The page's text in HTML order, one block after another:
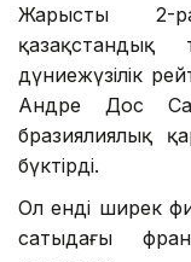
Жарыстың 2-
қазақстандық
дүниежүзілік
Андре Дос
бразиялиялық
бүктірді.
Ол енді ширек
сатыдағы